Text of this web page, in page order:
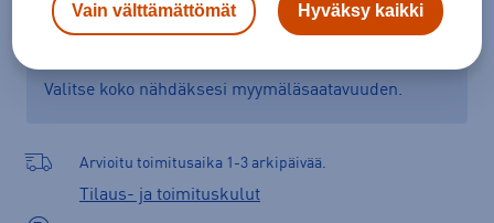
Verkkokauppa: Myymälät:
Valitse koko nähdäksesi myymäläsaatavuuden.
Arvioitu toimitusaika 1-3 arkipäivää.
Tilaus- ja toimituskulut
Vain välttämättömät Hyväksy kaikki